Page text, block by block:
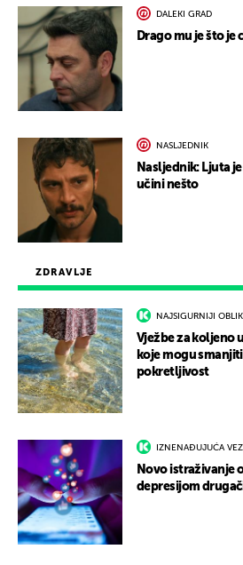
ZDRAVLJE
NAJSIGURNIJI
Vježbe za koljeno
koje mogu
pokretljivost
IZNENAĐUJUĆA
Novo istraživanje
depresijom
DALEKI GRAD
Drago mu je što je
NASLJEDNIK
Nasljednik: Ljuta
učini nešto